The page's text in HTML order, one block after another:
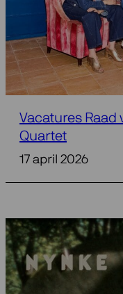
Vacatures Raad
Quartet
17 april 2026